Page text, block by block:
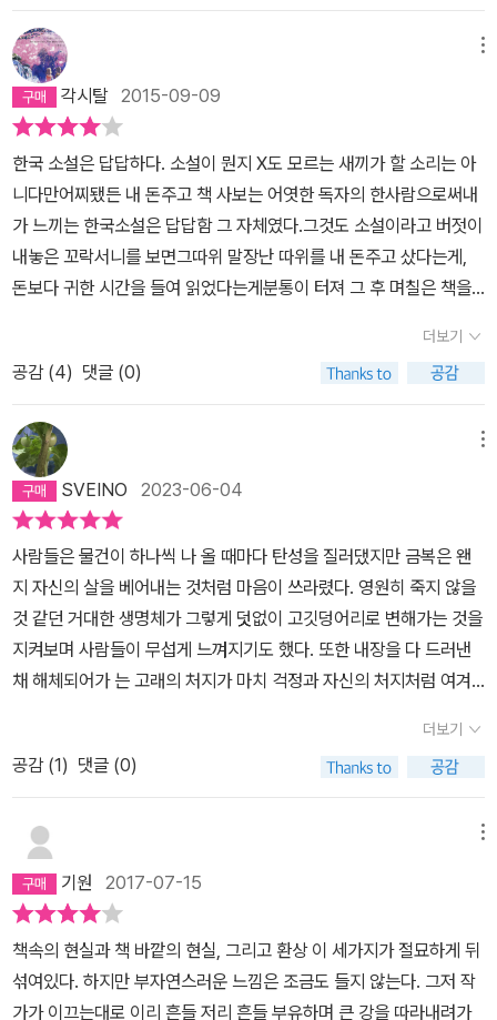
른 작품에서도 자주 나타나기도 한다.) 즉 이 이야기는 못 생긴 노파
와 금복과 그녀의 딸 춘희의 이야기다. 특히 난 춘희라는 인물에 감정
이입이 되기도 아니 될 수밖에 없었다. 그도 그럴 것이, 그렇게 악마적
으로 자기 본성에 충실한 인물만 보다가 춘희는 뭔가 달랐다. 그건 확
실히 작가의 신의 한 수라고 생각한다. 아마도 작가가 춘희란 인물을
창조해내지 못했다면 이 작품은 그저 그런 범작이 됐을지도 모르겠
다. 춘희는 적어도 악한 인물은 아니다. (아, 그런 인물이 더 있긴 하구
나. 文이라는 금복의 기둥서방 겸 춘희에게 벽돌 만드는 기술을 전수
해 주는 사람과 금복과 의자매를 맺을 정도로 가까운 쌍둥이 자매 정
씨를 받은 춘희는 사랑하지 않았다. 그도 그럴 것이 춘희는 벙어리에
살이 뒤룩뒤룩 찐 거구다. 그리고 머리가 나쁜 바보라지만 그 보단 자
기 세계에 갇힌 자폐라고 봐야 하지 않을까. 그런 점이 엄마의 사랑을
받지 못했던 것이다. 그런데 특이한 건 그녀가 통뼈라는 것. 정말 의학
적으로 증명된 건지는 모르겠지만 통뼈는 웬만해서 다치는 일이 없다
고 한다. 그녀는 말을 못 하는 것 때문에 한때 방화범으로 몰려 교도
소에 가야만 했고, 거기서 악의 실체와 바닥을 보아야 했다. 하지만 사
람이 그냥 죽으라는 법은 없어서 장군의 하해와 같은 은덕으로 특사
로 풀려나고 결국 대화재로 유령의 도시가 된 평대로 다시 돌아온
다. 여기서 춘희를 방화범으로 오인하도록 만든 평대의 대화재란, 금
복이 여러 가지 사업을 벌이고 여러 권모술수로 성공한 사업가가 된
다. 게다가 여자에서 남자로 전환하기까지 한다. (여기엔 작가의 약간
것을 잊지 말기 바란다.) 하지만 성공한 사람 대부분의 말로가 그렇
듯, 성공하는 순간 몰락한다고 금복 역시 예외는 아니었다. 그건 또 창
녀인 수련을 자신의 애인으로 삼으면서부터다. 사람이 은혜를 입었으
면 보답하고 살아야 하는데 한 사람에게 만족하지 못하는 수련이 금
세운 극장(그녀는 칼자국에게서 영화를 접하기 시작해서 나중에 극장
까지 세우는데, 작가의 초기 주요작엔 영화판에 관한 이야기를 을 자
주 그리곤 했다. 이를테면 이 작품을 비롯해 '나의 삼촌 부르스 리' '고
령화 가족'등)에서 누가 흘린 휘발유에 모르고 담배에 불을 붙이다 극
결의 구조가 명확하지 않거나 (예를 들면, 심리 묘사 위주의 소설), 얕
은 사건들의 반복되는 구조라면 (예를 들면, 옴니버스 형식의 소설),
개인적으로는 그 이야기에 충분히 몰입하지 못하게 된다..반면 <고래
>는 전혀 그렇지 않다. 여러 개의 기승전결 구조를 갖춘 서사들이 등
장과 소멸을 계속하여 반복한다. 옴니버스와 별반 다르지 않냐고 묻
는다면, 그렇지 않다. 주인공 혹은 주변 배경이 작품마다 달라지는 옴
니버스 형식과는 달리, <고래>는 주인공이 삶을 계속해가며 겪게 되
는 풍부한 이야기들을 모조리 담았다. 초반에 두-세명의 인물이 별개
의 서사처럼 등장하긴 하지만, 후에는 하나의 구조로 엮이며 이 모든
것이 또 하나의 거대한 서사였음이 밝혀진다. 주인공 ‘금복’이 어린 시
절 ‘생선 장수’를 만나 아버지로부터 도망친 사건, ‘걱정’을 만나 결혼
하는 사건, ‘칼잡이(?)’를 만나 영화라는 매체에 눈을 뜨게 되는 사건,
‘금복’에게 일어난다. 그리고 그 모든 사건들이 정말 ‘휘몰아치듯’ 전
개된다. 독자로서는 당연히 그 서사 속으로 빨려들어갈 수밖에, 그러
므로 다들 이 작품을 두고 왜 이렇게 재밌다고들 하는지 충분히 납득
할 수 있었다..그러나 나는 이 작품을 다 읽으니 그렇게 재밌게 읽었음
에도 불구하고 어쩐지 내 취향과는 거리가 먼 듯하다는 감상이 남는
다. 음… 이 작품에 대한 리뷰들을 찾아보니 생각보다 ‘불호’라는 후기
가 많았는데, 그 리뷰들에는 공통적으로 ‘여성에 대한 표현들 혹은 여
성들이 겪는 일들이 거북하다’는 것이었다. 내가 이 작품에 대해 느낀
별로였던 점도 위 후기들과 (조금은 다르지만) 어느 정도 일맥상통하
많은 수의 등장인물들이 나오는데, 그 인물들은 모두 기구한 운명에
처한 듯하다. 이들이 겪는 사건들이 정말, 보는 사람도 고통스럽다고
느낄 만큼 험하다는 말이다. 여성 주인공들이 한국 근대사회에서 겪
는 기구한 일이라 함은… 말하지 않아도 다들 알 만하지 않은가. 더구
나 여성 인물들 뿐만 아니라 남성 인물들도 어딘가 다치거나, 사고를
당하거나, 불운한 최후를 맞거나 등등 눈살 찌푸릴 만한 일들이 수도
없이 등장한다. 이런 점이 내게는 상당히 불편하게 느껴졌다. 뭐랄까,
작가가 인물들을 너무 거칠고 험하게 다룬 느낌이랄까? 난 소설 속
인물들은 소설 속에서 영원히 갇히게 된다고 생각한다. 그래서 미완
성된 듯한 열린 결말의 소설이나 비극적인 결말을 맞는 소설을 좋아
각시탈2015-09-09
한국 소설은 답답하다. 소설이 뭔지 X도 모르는 새끼가 할 소리는 아
니다만어찌됐든 내 돈주고 책 사보는 어엿한 독자의 한사람으로써내
가 느끼는 한국소설은 답답함 그 자체였다.그것도 소설이라고 버젓이
내놓은 꼬락서니를 보면그따위 말장난 따위를 내 돈주고 샀다는게,
돈보다 귀한 시간을 들여 읽었다는게분통이 터져 그 후 며칠은 책을
듯한국소설에 대한 내 마음도 결국 막히고 말았는데그때 처음으로
'뚜러 뻥' 해준게 박민규의 소설이었다.소설의 첫번 째 미덕은 '이야기
의 힘과 재미'라고 생각 한다.재미만 있어도 그럭 저럭 즐겁게 읽을 수
있고, 재미와 동시에 이야기가 갖는 '힘'이 우리를 어떠한 지점으로 데
려다 줄 수 있다면 읽는 시간이 아깝지 않을 것이다. 거기에 묵직한 감
동과 심오한 철학을 동반한다면 금상첨화 아닐까.내가 이제껏 보아온
대부분의 한국소설은 ( 미리 사과한다. 내가 보지못한 훌륭한 한국소
설의 작가들에게 )'이야기'는 없고 작가 자신의 '내면'과의 싸움뿐이었
다.그나마도 애들같이 유치하거나, 도무지 알아들을 수 없는 '읊조
림'이 대부분이었다.물론 처음에는 신선했다.하지만 개나 소나 다 그
런 식의 소설을 들고 나오자 신선함 대신 피곤함이 몰려온 건 당연한
일.하여간 그 틈새에서 박민규의 소설을 보았다.유쾌발랄. 밤을 샐 정
도로 그 소설의 재미에 푹 빠졌고 동시에 난생 처음 나 따위는 절대 소
설을 쓰지 못할 것이라는 좌절에 빠졌다.표절때문에 요즘 시끄럽던데
왜 그들은 자신만의 글쓰기를 버린걸까.물론 박민규도 각종 문학상을
수상했다. 그의 수상작들을 보면 상을 타기 위해 애썼던 타협의 흔적
들이 보이는게 맞다. 그러나 박민규는 최소한 자신만의 확고한 스타
일이 살아있는 작가다.꼬릿꼬릿한 작가놀이에 빠지지 않은.박민규를
발견한 후 나는 다시 아무렇지 않게 한국소설을 읽어나갔다.대부분
괜찮은 소설이었고, 또 대부분 비슷한 소설이었다.무슨 이야기를 하
더보기
공감 (4) 댓글 (0)
SVEINO 2023-06-04
사람들은 물건이 하나씩 나 올 때마다 탄성을 질러댔지만 금복은 왠
지 자신의 살을 베어내는 것처럼 마음이 쓰라렸다. 영원히 죽지 않을
것 같던 거대한 생명체가 그렇게 덧없이 고깃덩어리로 변해가는 것을
지켜보며 사람들이 무섭게 느껴지기도 했다. 또한 내장을 다 드러낸
채 해체되어가 는 고래의 처지가 마치 걱정과 자신의 처지처럼 여겨
손으로 입 을 틀어막고 구경꾼들 틈을 빠져나왔다. 그리고 아무도 없
는 바닷가에 주저앉아 눈이 퉁퉁 붓도록 울었다.- P113
더보기
공감 (1) 댓글 (0)
기원 2017-07-15
책속의 현실과 책 바깥의 현실, 그리고 환상 이 세가지가 절묘하게 뒤
섞여있다. 하지만 부자연스러운 느낌은 조금도 들지 않는다. 그저 작
가가 이끄는대로 이리 흔들 저리 흔들 부유하며 큰 강을 따라내려가